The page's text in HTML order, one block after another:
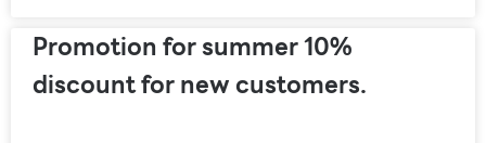
Promotion for summer 10%
discount for new customers.